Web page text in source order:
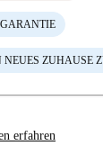
ZUHAUSE
erfahren